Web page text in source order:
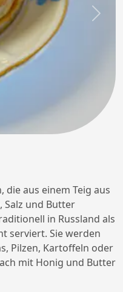
Next
die aus einem Teig aus
Salz und Butter
in Russland als
serviert. Sie werden
Pilzen, Kartoffeln oder
mit Honig und Butter